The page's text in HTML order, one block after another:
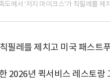
에서 ‘저지 마이크스’가 칙필레를 제
필레를 제치고 미국 패스트
2026년 퀵서비스 레스토랑